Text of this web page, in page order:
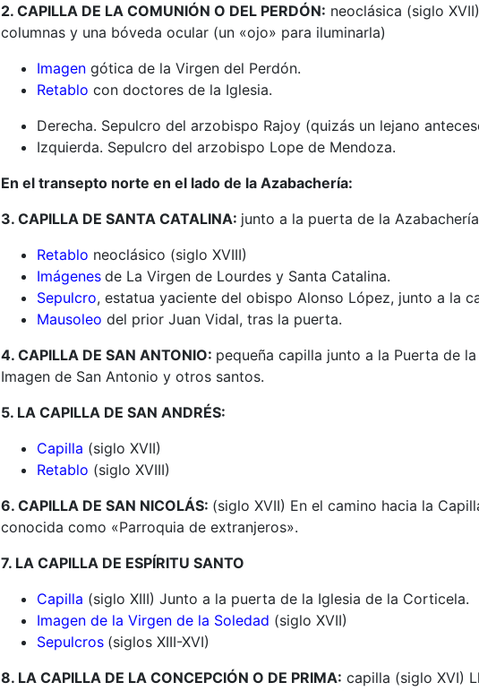
2. CAPILLA DE LA COMUNIÓN O DEL PERDÓN: neoclásica (siglo
columnas y una bóveda ocular (un «ojo» para iluminarla)
Imagen gótica de la Virgen del Perdón.
Retablo con doctores de la Iglesia.
Derecha. Sepulcro del arzobispo Rajoy (quizás un lejano
Izquierda. Sepulcro del arzobispo Lope de Mendoza.
En el transepto norte en el lado de la Azabachería:
3. CAPILLA DE SANTA CATALINA: junto a la puerta de la
Retablo neoclásico (siglo XVIII)
Imágenes de La Virgen de Lourdes y Santa Catalina.
Sepulcro, estatua yaciente del obispo Alonso López, junto a la
Mausoleo del prior Juan Vidal, tras la puerta.
4. CAPILLA DE SAN ANTONIO: pequeña capilla junto a la Puerta de
Imagen de San Antonio y otros santos.
5. LA CAPILLA DE SAN ANDRÉS:
Capilla (siglo XVII)
Retablo (siglo XVIII)
6. CAPILLA DE SAN NICOLÁS: (siglo XVII) En el camino hacia la
conocida como «Parroquia de extranjeros».
7. LA CAPILLA DE ESPÍRITU SANTO
Capilla (siglo XIII) Junto a la puerta de la Iglesia de la Corticela.
Imagen de la Virgen de la Soledad (siglo XVII)
Sepulcros (siglos XIII-XVI)
8. LA CAPILLA DE LA CONCEPCIÓN O DE PRIMA: capilla (siglo XVI)